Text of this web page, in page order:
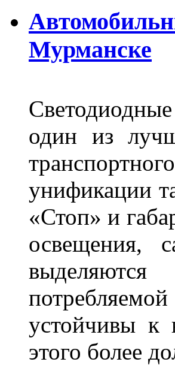
Мурманске
один из
унификации
«Стоп» и
освещения,
устойчивы к
этого более